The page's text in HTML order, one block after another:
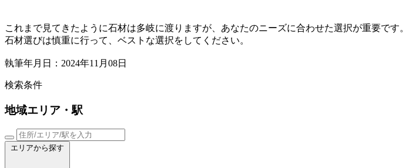
これまで見てきたように石材は多岐に渡りますが、あなたのニーズに合わせた選択が重要です。
石材選びは慎重に行って、ベストな選択をしてください。
執筆年月日：2024年11月08日
検索条件
地域エリア・駅
エリアから探す